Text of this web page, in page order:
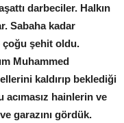
darbeciler. Halkın
Sabaha kadar
çoğu şehit oldu.
Muhammed
kaldırıp beklediği
acımasız hainlerin ve
garazını gördük.